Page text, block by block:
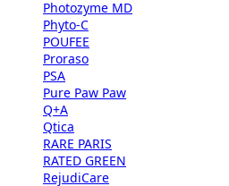
Photozyme MD
Phyto-C
POUFEE
Proraso
PSA
Pure Paw Paw
Q+A
Qtica
RARE PARIS
RATED GREEN
RejudiCare